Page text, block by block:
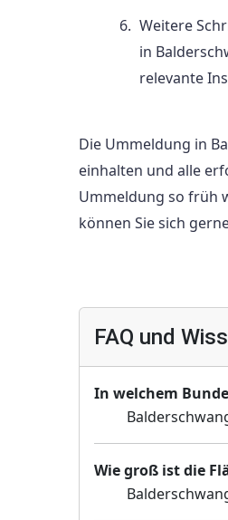
Weitere
in
relevante
Die Ummeldung in
einhalten und alle
Ummeldung so früh
können Sie sich
FAQ und
In welchem
Wie groß ist die